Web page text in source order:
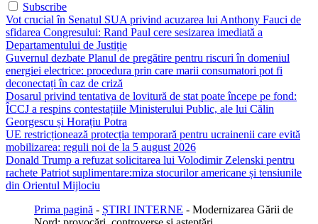
Subscribe
Vot crucial în Senatul SUA privind acuzarea lui Anthony Fauci de
sfidarea Congresului: Rand Paul cere sesizarea imediată a
Departamentului de Justiție
Guvernul dezbate Planul de pregătire pentru riscuri în domeniul
energiei electrice: procedura prin care marii consumatori pot fi
deconectați în caz de criză
Dosarul privind tentativa de lovitură de stat poate începe pe fond:
ÎCCJ a respins contestațiile Ministerului Public, ale lui Călin
Georgescu și Horațiu Potra
UE restricționează protecția temporară pentru ucrainenii care evită
mobilizarea: reguli noi de la 5 august 2026
Donald Trump a refuzat solicitarea lui Volodimir Zelenski pentru
rachete Patriot suplimentare:miza stocurilor americane și tensiunile
din Orientul Mijlociu
Prima pagină - ȘTIRI INTERNE - Modernizarea Gării de